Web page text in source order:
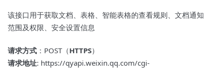
该接口用于获取文档、表格、智能表格的查看规则、文档通知
范围及权限、安全设置信息
请求方式 ：POST（HTTPS）
请求地址: https://qyapi.weixin.qq.com/cgi-